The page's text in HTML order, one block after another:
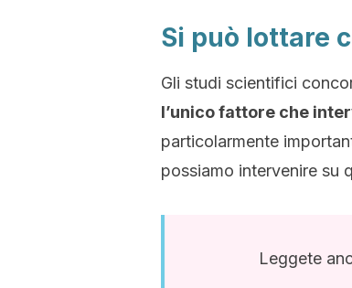
Si può lottare
Gli studi scientifici
l’unico fattore che
particolarmente
possiamo intervenire su
Leggete